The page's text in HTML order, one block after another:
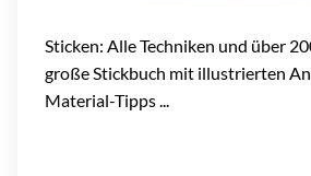
Sticken: Alle Techniken und über
große Stickbuch mit illustrierten
Material-Tipps ...